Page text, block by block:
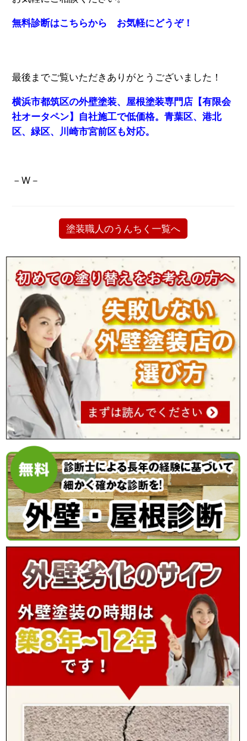
無料診断はこちらから お気軽にどうぞ！
最後までご覧いただきありがとうございました！
横浜市都筑区の外壁塗装、屋根塗装専門店【有限会
社オータペン】自社施工で低価格。青葉区、港北
区、緑区、川崎市宮前区も対応。
－W－
塗装職人のうんちく一覧へ